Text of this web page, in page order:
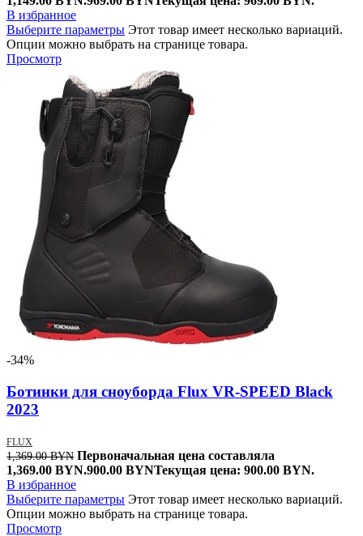
В избранное
Выберите параметры Этот товар имеет несколько вариаций.
Опции можно выбрать на странице товара.
Просмотр
-34%
Ботинки для сноуборда Flux VR-SPEED Black
2023
FLUX
1,369.00BYN Первоначальная цена составляла
1,369.00 BYN.900.00 BYNТекущая цена: 900.00 BYN.
В избранное
Выберите параметры Этот товар имеет несколько вариаций.
Опции можно выбрать на странице товара.
Просмотр